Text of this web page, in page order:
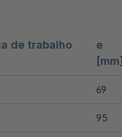
de trabalho e
[mm]
69
95